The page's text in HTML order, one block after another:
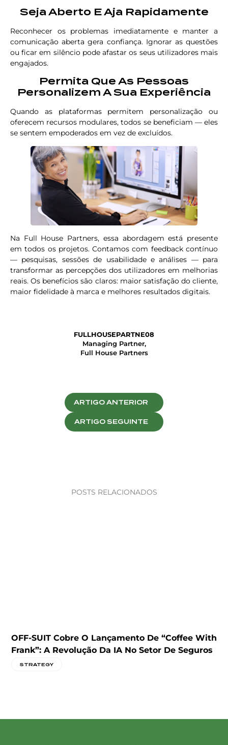
Seja Aberto E Aja Rapidamente
Reconhecer os problemas imediatamente e manter a
comunicação aberta gera confiança. Ignorar as questões
ou ficar em silêncio pode afastar os seus utilizadores mais
engajados.
Permita Que As Pessoas
Personalizem A Sua Experiência
Quando as plataformas permitem personalização ou
oferecem recursos modulares, todos se beneficiam — eles
se sentem empoderados em vez de excluídos.
Na Full House Partners, essa abordagem está presente
em todos os projetos. Contamos com feedback contínuo
— pesquisas, sessões de usabilidade e análises — para
transformar as percepções dos utilizadores em melhorias
reais. Os benefícios são claros: maior satisfação do cliente,
maior fidelidade à marca e melhores resultados digitais.
FULLHOUSEPARTNE08
Managing Partner,
Full House Partners
ARTIGO ANTERIOR
ARTIGO SEGUINTE
POSTS RELACIONADOS
OFF-SUIT Cobre O Lançamento De “Coffee With
Frank”: A Revolução Da IA No Setor De Seguros
STRATEGY